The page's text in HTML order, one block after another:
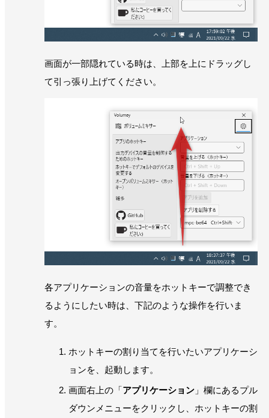
画面が一部隠れている時は、上部を上にドラッグし
て引っ張り上げてください。
各アプリケーションの音量をホットキーで調整でき
るようにしたい時は、下記のような操作を行いま
す。
ホットキーの割り当てを行いたいアプリケーシ
ョンを、起動します。
画面右上の「アプリケーション 」欄にあるプル
ダウンメニューをクリックし、ホットキーの割